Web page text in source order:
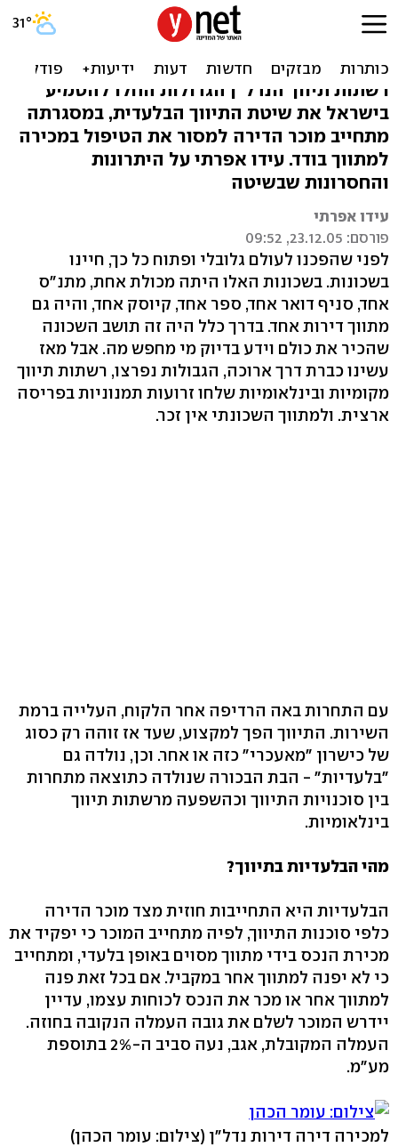
מתווך בלעדי: ככה מוכרים
רשתות תיווך הנדל"ן הגדולות החלו להטמיע
בישראל את שיטת התיווך הבלעדית, במסגרתה
מתחייב מוכר הדירה למסור את הטיפול במכירה
למתווך בודד. עידו אפרתי על היתרונות
והחסרונות שבשיטה
עידו אפרתי
פורסם: 23.12.05, 09:52
לפני שהפכנו לעולם גלובלי ופתוח כל כך, חיינו
בשכונות. בשכונות האלו היתה מכולת אחת, מתנ"ס
אחד, סניף דואר אחד, ספר אחד, קיוסק אחד, והיה גם
מתווך דירות אחד. בדרך כלל היה זה תושב השכונה
שהכיר את כולם וידע בדיוק מי מחפש מה. אבל מאז
עשינו כברת דרך ארוכה, הגבולות נפרצו, רשתות תיווך
מקומיות ובינלאומיות שלחו זרועות תמנוניות בפריסה
ארצית. ולמתווך השכונתי אין זכר.
עם התחרות באה הרדיפה אחר הלקוח, העלייה ברמת
השירות. התיווך הפך למקצוע, שעד אז זוהה רק כסוג
של כישרון "מאעכרי" כזה או אחר. וכן, נולדה גם
"בלעדיות" - הבת הבכורה שנולדה כתוצאה מתחרות
בין סוכנויות התיווך וכהשפעה מרשתות תיווך
בינלאומיות.
מהי הבלעדיות בתיווך?
הבלעדיות היא התחייבות חוזית מצד מוכר הדירה
כלפי סוכנות התיווך, לפיה מתחייב המוכר כי יפקיד את
מכירת הנכס בידי מתווך מסוים באופן בלעדי, ומתחייב
כי לא יפנה למתווך אחר במקביל. אם בכל זאת פנה
למתווך אחר או מכר את הנכס לכוחות עצמו, עדיין
יידרש המוכר לשלם את גובה העמלה הנקובה בחוזה.
העמלה המקובלת, אגב, נעה סביב ה-2% בתוספת
מע"מ.
למכירה דירה דירות נדל"ן (צילום: עומר הכהן)